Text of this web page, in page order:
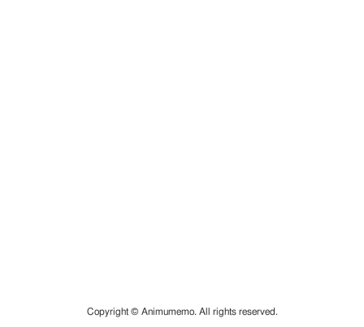
Copyright © Animumemo. All rights reserved.